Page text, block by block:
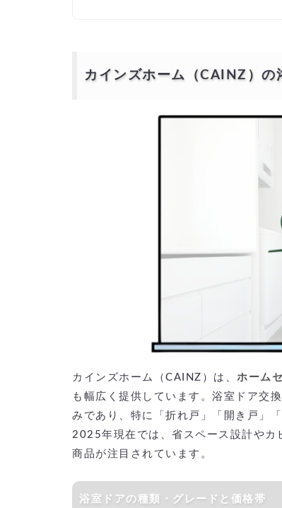
カインズホームの浴室ドア交換より安
カインズホーム（CAINZ）の
カインズホーム（CAINZ）は、 ホーム
も幅広く提供しています。浴室ドア交
みであり、特に「折れ戸」「開き戸」
2025年現在では、省スペース設計やカ
商品が注目されています。
浴室ドアの種類・グレードと価格帯